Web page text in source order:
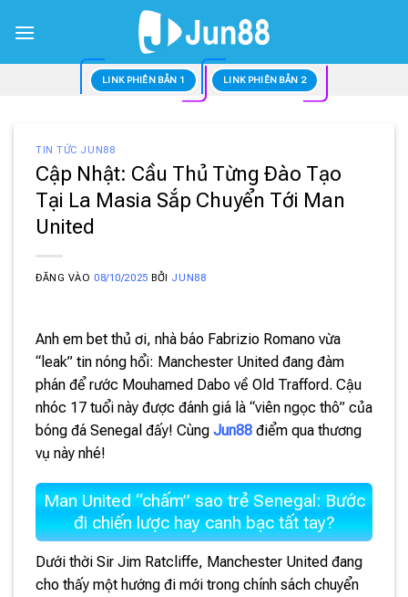
qua
LINK PHIÊN BẢN 1 LINK PHIÊN BẢN 2
TIN TỨC JUN88
Cập Nhật: Cầu Thủ Từng Đào Tạo
Tại La Masia Sắp Chuyển Tới Man
United
ĐĂNG VÀO 08/10/2025 BỞI JUN88
Anh em bet thủ ơi, nhà báo Fabrizio Romano vừa
“leak” tin nóng hổi: Manchester United đang đàm
phán để rước Mouhamed Dabo về Old Trafford. Cậu
nhóc 17 tuổi này được đánh giá là “viên ngọc thô” của
bóng đá Senegal đấy! Cùng Jun88 điểm qua thương
vụ này nhé!
Man United “chấm” sao trẻ Senegal: Bước
đi chiến lược hay canh bạc tất tay?
Dưới thời Sir Jim Ratcliffe, Manchester United đang
cho thấy một hướng đi mới trong chính sách chuyển